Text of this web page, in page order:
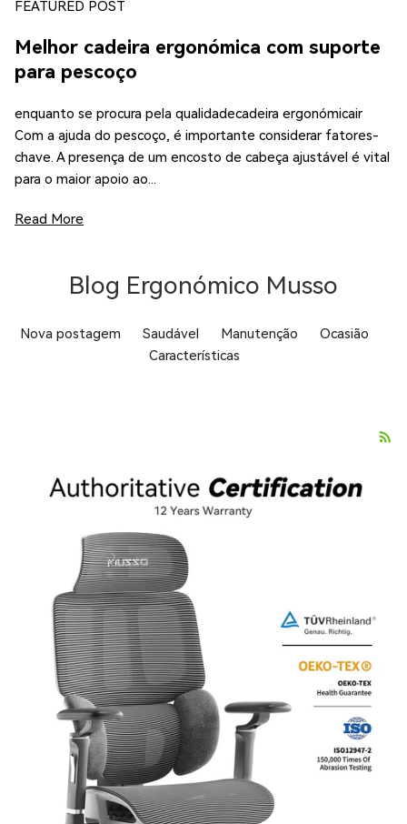
FEATURED POST
Melhor cadeira ergonómica com suporte
para pescoço
enquanto se procura pela qualidadecadeira ergonómicair
Com a ajuda do pescoço, é importante considerar fatores-
chave. A presença de um encosto de cabeça ajustável é vital
para o maior apoio ao...
Read More
Blog Ergonómico Musso
Nova postagem Saudável Manutenção
Ocasião
Características